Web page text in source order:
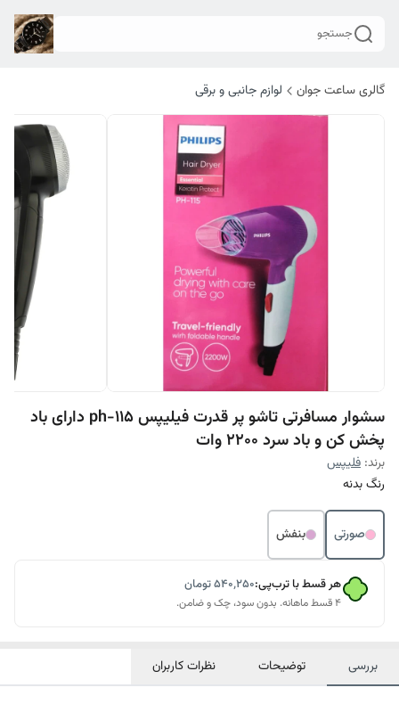
جستجو
گالری ساعت جوان لوازم جانبی و برقی
سشوار مسافرتی تاشو پر قدرت فیلیپس ph-115 دارای باد
پخش کن و باد سرد 2200 وات
برند: فلیپس
رنگ بدنه
صورتی بنفش
هر قسط با ترب‌پی:۵۴۰٬۲۵۰تومان
۴ قسط ماهانه. بدون سود، چک و ضامن.
بررسی توضیحات نظرات کاربران